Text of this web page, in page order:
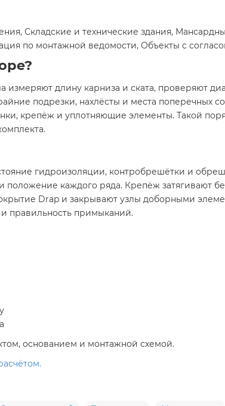
Складские и технические здания,
по монтажной ведомости, Объекты с
длину карниза и ската, проверяют
подрезки, нахлёсты и места поперечных
крепёж и уплотняющие элементы. Такой
гидроизоляции, контробрешётки и
положение каждого ряда. Крепёж
Drap и закрывают узлы доборными
и правильность примыканий.
основанием и монтажной схемой.